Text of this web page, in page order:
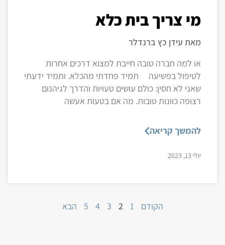
מי צריך בית כלא
מאת עידן כץ ברנדלר
או למה חברה טובה חייבת למצוא דרכים אחרות
לטיפול בפשיעה תמיד פחדתי מהכלא. ותמיד ידעתי
שאני לא חסין: כולם עושים טעויות והדרך לגיהנום
רצופה כוונות טובות. מה אם בטעות אעשה
להמשך קריאה
יולי 13, 2023
הקודם 1
2
3
4
5 הבא